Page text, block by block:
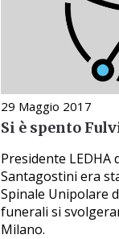
29 Maggio 2017
Si è spento
Presidente LEDHA
Santagostini era
Spinale Unipolare
funerali si
Milano.